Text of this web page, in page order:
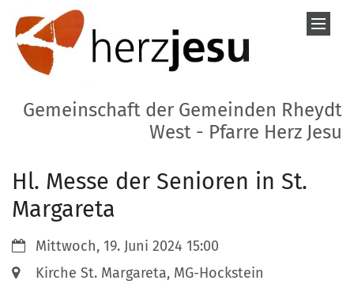
Zum Inhalt springen
Gemeinschaft der Gemeinden Rheydt
West - Pfarre Herz Jesu
Hl. Messe der Senioren in St.
Margareta
Datum:Mittwoch, 19. Juni 2024 15:00
Ort: Kirche St. Margareta, MG-Hockstein